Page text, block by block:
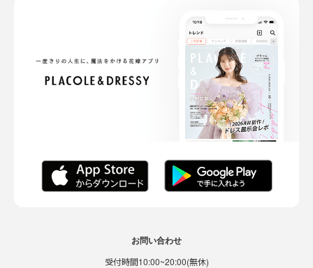
お問い合わせ
受付時間10:00~20:00(無休)